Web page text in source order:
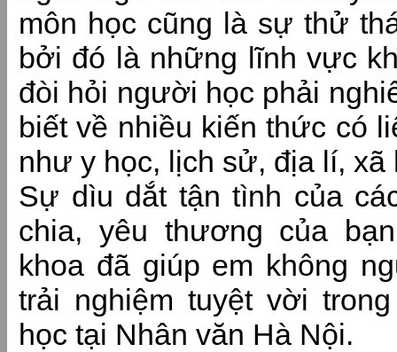
môn học cũng là sự thử
bởi đó là những lĩnh vực
đòi hỏi người học phải
biết về nhiều kiến thức có
như y học, lịch sử, địa lí, xã
Sự dìu dắt tận tình của
chia, yêu thương của
khoa đã giúp em không
trải nghiệm tuyệt vời
học tại Nhân văn Hà Nội.